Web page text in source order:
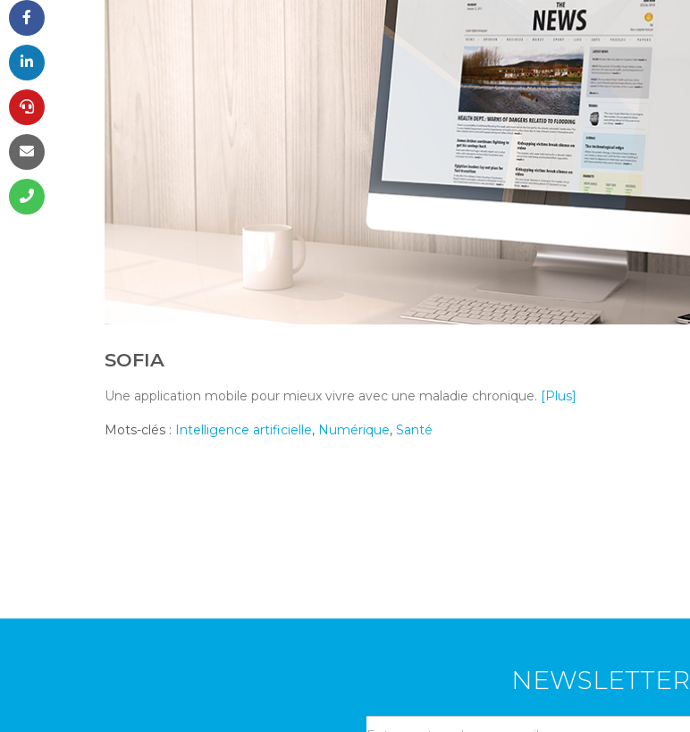
SOFIA
Une application mobile pour mieux vivre avec une maladie chronique. [Plus]
Mots-clés : Intelligence artificielle, Numérique, Santé
NEWSLETTER